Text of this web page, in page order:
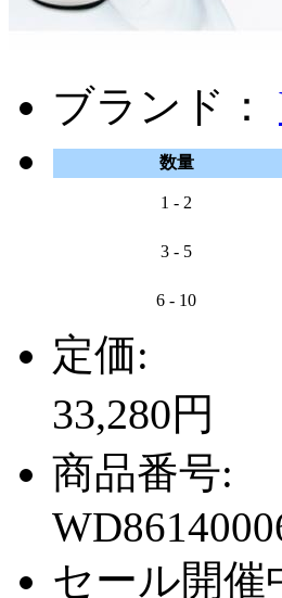
ブランド：
数量
1 - 2
3 - 5
6 - 10
定価:
33,280円
商品番号:
セール開催